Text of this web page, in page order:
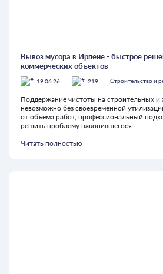
Вывоз мусора в Ирпене - быстрое
коммерческих объектов
19.06.26 219 Строительство и
Поддержание чистоты на строительных и
невозможно без своевременной
от объема работ, профессиональный
решить проблему накопившегося
Читать полностью